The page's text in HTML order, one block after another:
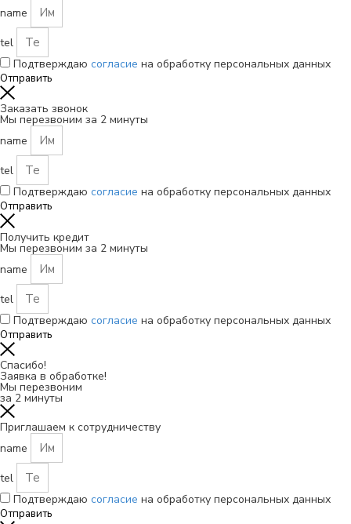
name
tel
Подтверждаю согласие на обработку персональных данных
Отправить
Заказать звонок
Мы перезвоним за 2 минуты
name
tel
Подтверждаю согласие на обработку персональных данных
Отправить
Получить кредит
Мы перезвоним за 2 минуты
name
tel
Подтверждаю согласие на обработку персональных данных
Отправить
Спасибо!
Заявка в обработке!
Мы перезвоним
за 2 минуты
Приглашаем к сотрудничеству
name
tel
Подтверждаю согласие на обработку персональных данных
Отправить